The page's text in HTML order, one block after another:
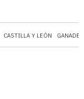
CASTILLA Y LEÓN